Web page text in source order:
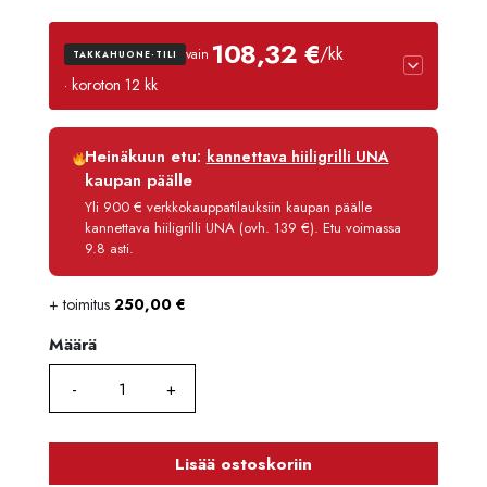
TAKKAHUONE-TILI vain 108,32 €/kk
· koroton 12 kk
Luottoaika
12 kk
Korko
Käsittelymaksu
3,90 €/kk
Maksettava yhteensä
1 299,80 €
Heinäkuun etu: kannettava hiiligrilli UNA
kaupan päälle
Yli 900 € verkkokauppatilauksiin kaupan päälle
kannettava hiiligrilli UNA (ovh. 139 €). Etu voimassa
9.8 asti.
+ toimitus 250,00 €
Määrä
Määrä
Lisää ostoskoriin